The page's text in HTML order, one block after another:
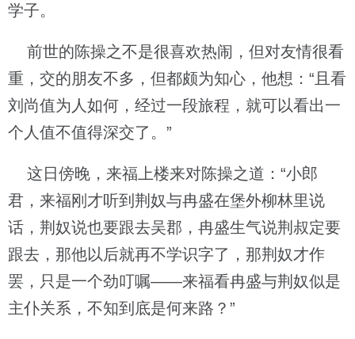
学子。
前世的陈操之不是很喜欢热闹，但对友情很看
重，交的朋友不多，但都颇为知心，他想：“且看
刘尚值为人如何，经过一段旅程，就可以看出一
个人值不值得深交了。”
这日傍晚，来福上楼来对陈操之道：“小郎
君，来福刚才听到荆奴与冉盛在堡外柳林里说
话，荆奴说也要跟去吴郡，冉盛生气说荆叔定要
跟去，那他以后就再不学识字了，那荆奴才作
罢，只是一个劲叮嘱——来福看冉盛与荆奴似是
主仆关系，不知到底是何来路？”